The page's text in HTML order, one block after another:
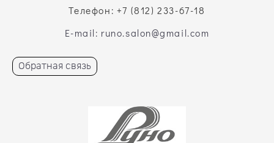
Телефон: +7 (812) 233-67-18
E-mail: runo.salon@gmail.com
Обратная связь